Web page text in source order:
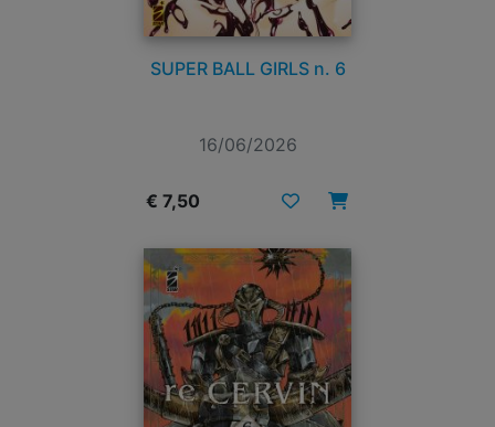
SUPER BALL GIRLS n. 6
16/06/2026
€ 7,50